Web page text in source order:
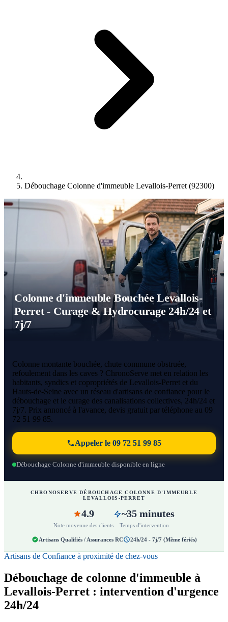
Débouchage Colonne d'immeuble Levallois-Perret (92300)
Colonne d'immeuble Bouchée Levallois-
Perret - Curage & Hydrocurage 24h/24 et
7j/7
Colonne montante bouchée, chute commune obstruée,
refoulement dans les caves ? ChronoServe met en relation les
habitants, syndics et copropriétés de Levallois-Perret et du
Hauts-de-Seine avec un réseau d'artisans de confiance pour le
débouchage et le curage des canalisations collectives, 24h/24 et
7j/7. Prix annoncé à l'avance, devis gratuit par téléphone au 09
72 51 99 85.
Appeler le 09 72 51 99 85
Débouchage Colonne d'immeuble disponible en ligne
CHRONOSERVE DÉBOUCHAGE COLONNE D'IMMEUBLE
LEVALLOIS-PERRET
4.9
Note moyenne des clients
~35 minutes
Temps d'intervention
Artisans Qualifiés / Assurances RC 24h/24 - 7j/7 (Même fériés)
Artisans de Confiance à proximité de chez-vous
Débouchage de colonne d'immeuble à
Levallois-Perret : intervention d'urgence
24h/24